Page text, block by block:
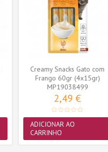
Creamy Snacks Gato com
Frango 60gr (4x15gr)
MP19038499
2,49 €
ADICIONAR AO
CARRINHO